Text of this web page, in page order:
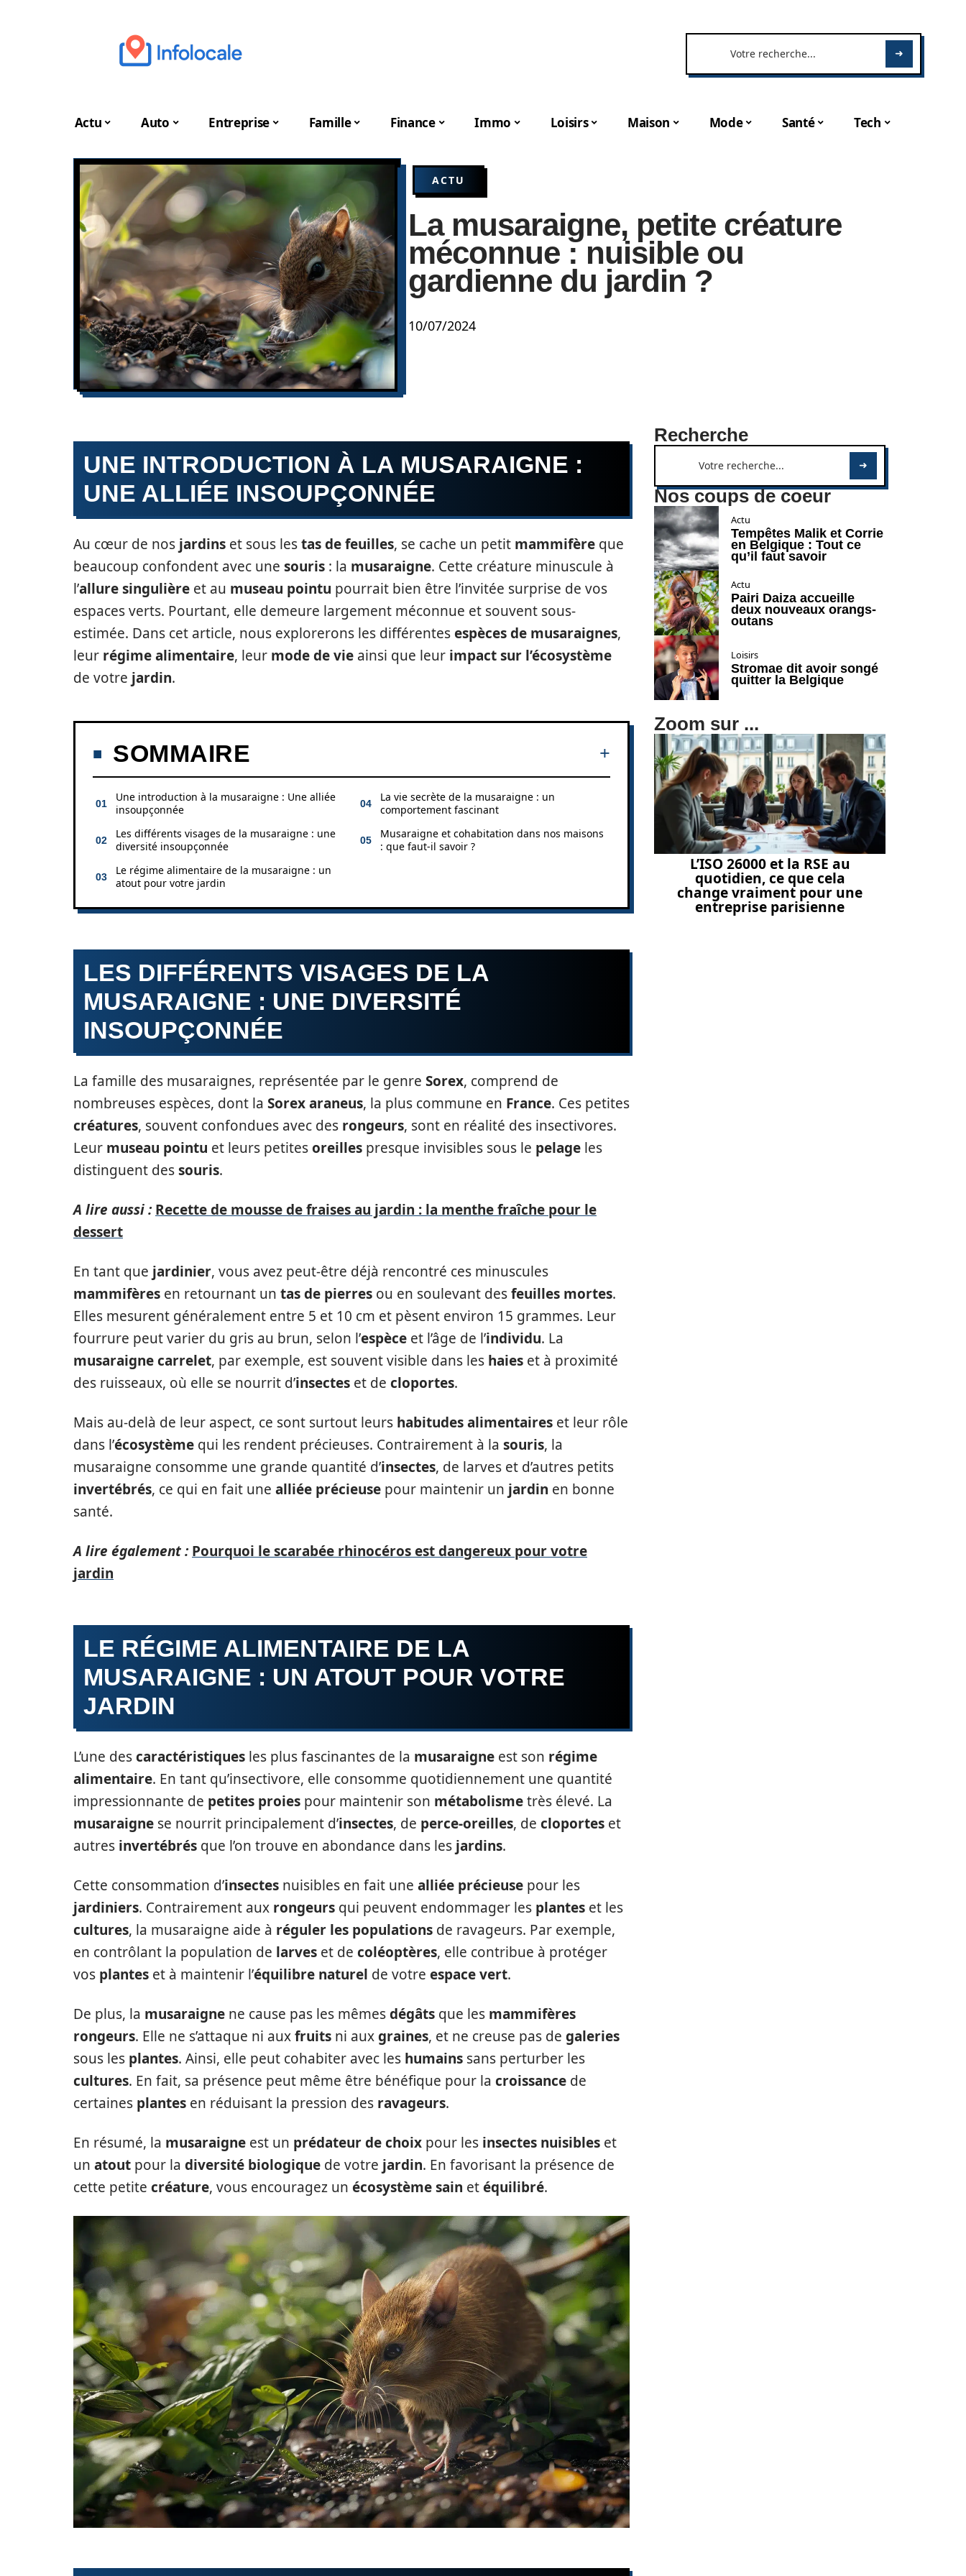
Actu Auto Entreprise Famille Finance Immo Loisirs Maison Mode Santé Tech
ACTU
La musaraigne, petite créature
méconnue : nuisible ou
gardienne du jardin ?
10/07/2024
UNE INTRODUCTION À LA MUSARAIGNE :
UNE ALLIÉE INSOUPÇONNÉE
Au cœur de nos jardins et sous lestas de feuilles, se cache un petit mammifère que
beaucoup confondent avec une souris : la musaraigne. Cette créature minuscule à
l’allure singulière et au museau pointu pourrait bien être l’invitée surprise de vos
espaces verts. Pourtant, elle demeure largement méconnue et souvent sous-
estimée. Dans cet article, nous explorerons les différentesespèces de musaraignes,
leur régime alimentaire, leur mode de vie ainsi que leur impact sur l’écosystème
de votre jardin.
SOMMAIRE
Une introduction à la musaraigne : Une alliée
insoupçonnée
Les différents visages de la musaraigne : une
diversité insoupçonnée
Le régime alimentaire de la musaraigne : un
atout pour votre jardin
La vie secrète de la musaraigne : un
comportement fascinant
Musaraigne et cohabitation dans nos maisons
: que faut-il savoir ?
LES DIFFÉRENTS VISAGES DE LA
MUSARAIGNE : UNE DIVERSITÉ
INSOUPÇONNÉE
La famille des musaraignes, représentée par le genre Sorex, comprend de
nombreuses espèces, dont la Sorex araneus, la plus commune en France. Ces petites
créatures, souvent confondues avec des rongeurs, sont en réalité des insectivores.
Leur museau pointu et leurs petitesoreilles presque invisibles sous le pelage les
distinguent dessouris.
A lire aussi : Recette de mousse de fraises au jardin : la menthe fraîche pour le
dessert
En tant que jardinier, vous avez peut-être déjà rencontré ces minuscules
mammifères en retournant un tas de pierres ou en soulevant desfeuilles mortes.
Elles mesurent généralement entre 5 et 10 cm et pèsent environ 15 grammes. Leur
fourrure peut varier du gris au brun, selon l’espèce et l’âge de l’individu. La
musaraigne carrelet, par exemple, est souvent visible dans les haies et à proximité
des ruisseaux, où elle se nourrit d’insectes et de cloportes.
Mais au-delà de leur aspect, ce sont surtout leurs habitudes alimentaires et leur rôle
dans l’écosystème qui les rendent précieuses. Contrairement à la souris, la
musaraigne consomme une grande quantité d’insectes, de larves et d’autres petits
invertébrés, ce qui en fait une alliée précieuse pour maintenir un jardin en bonne
santé.
A lire également : Pourquoi le scarabée rhinocéros est dangereux pour votre
jardin
LE RÉGIME ALIMENTAIRE DE LA
MUSARAIGNE : UN ATOUT POUR VOTRE
JARDIN
L’une descaractéristiques les plus fascinantes de la musaraigne est son régime
alimentaire. En tant qu’insectivore, elle consomme quotidiennement une quantité
impressionnante de petites proies pour maintenir son métabolismetrès élevé. La
musaraigne se nourrit principalement d’insectes, de perce-oreilles, de cloportes et
autres invertébrés que l’on trouve en abondance dans les jardins.
Cette consommation d’insectes nuisibles en fait une alliée précieuse pour les
jardiniers. Contrairement aux rongeurs qui peuvent endommager les plantes et les
cultures, la musaraigne aide à réguler les populations de ravageurs. Par exemple,
en contrôlant la population de larves et de coléoptères, elle contribue à protéger
vos plantes et à maintenir l’équilibre naturel de votre espace vert.
De plus, la musaraigne ne cause pas les mêmesdégâts que les mammifères
rongeurs. Elle ne s’attaque ni auxfruits ni auxgraines, et ne creuse pas de galeries
sous les plantes. Ainsi, elle peut cohabiter avec les humains sans perturber les
cultures. En fait, sa présence peut même être bénéfique pour la croissance de
certaines plantes en réduisant la pression des ravageurs.
En résumé, la musaraigne est un prédateur de choix pour les insectes nuisibles et
un atout pour la diversité biologique de votre jardin. En favorisant la présence de
cette petite créature, vous encouragez un écosystème sain etéquilibré.
Recherche
Nos coups de coeur
Actu
Tempêtes Malik et Corrie
en Belgique : Tout ce
qu’il faut savoir
Actu
Pairi Daiza accueille
deux nouveaux orangs-
outans
Loisirs
Stromae dit avoir songé
quitter la Belgique
Zoom sur ...
L’ISO 26000 et la RSE au
quotidien, ce que cela
change vraiment pour une
entreprise parisienne